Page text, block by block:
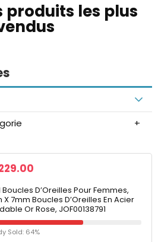
produits les plus
Boucles D’Oreilles Pour Femmes,
X 7mm Boucles D’Oreilles En Acier
Or Rose, JOF00138791
Sold: 64%